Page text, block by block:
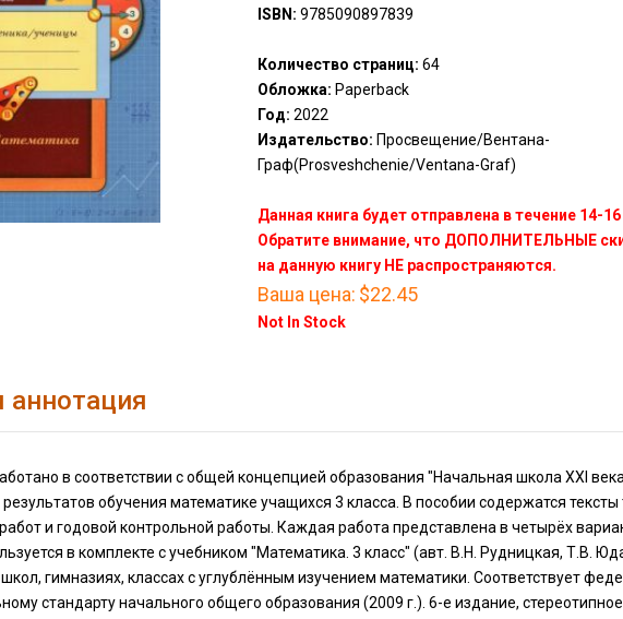
ISBN: 9785090897839
Количество страниц: 64
Обложка: Paperback
Год: 2022
Издательство: Просвещение/Вентана-
Граф(Prosveshchenie/Ventana-Graf)
Данная книга будет отправлена в течение 14-
Обратите внимание, что ДОПОЛНИТЕЛЬНЫЕ
на данную книгу НЕ распространяются.
Ваша цена: $22.45
Not In Stock
аннотация
в соответствии с общей концепцией образования "Начальная школа XXI
обучения математике учащихся 3 класса. В пособии содержатся
и годовой контрольной работы. Каждая работа представлена в четырёх
в комплекте с учебником "Математика. 3 класс" (авт. В.Н. Рудницкая, Т.В.
гимназиях, классах с углублённым изучением математики. Соответствует
стандарту начального общего образования (2009 г.). 6-е издание, стереотипное.